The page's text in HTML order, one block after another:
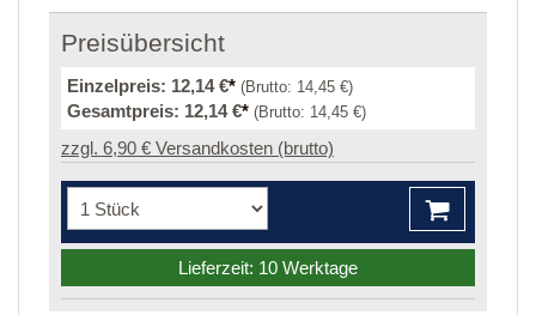
Preisübersicht
Einzelpreis: 12,14 €* (Brutto: 14,45 €)
Gesamtpreis: 12,14 €* (Brutto: 14,45 €)
zzgl. 6,90 € Versandkosten (brutto)
Lieferzeit: 10 Werktage